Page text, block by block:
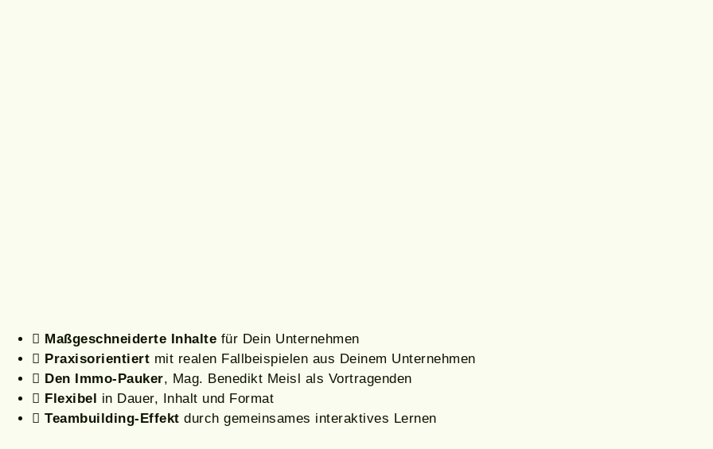
Maßgeschneiderte Inhalte für Dein Unternehmen
Praxisorientiert mit realen Fallbeispielen aus Deinem Unternehmen
Den Immo-Pauker, Mag. Benedikt Meisl als Vortragenden
Flexibel
in Dauer, Inhalt und Format
Teambuilding-Effekt durch gemeinsames interaktives Lernen